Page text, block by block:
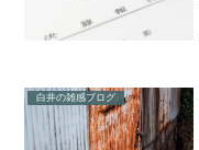
白井の雑感ブログ